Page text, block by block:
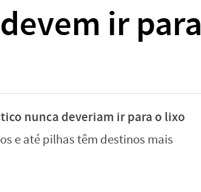
ir para
nunca deveriam ir para o lixo
e até pilhas têm destinos mais